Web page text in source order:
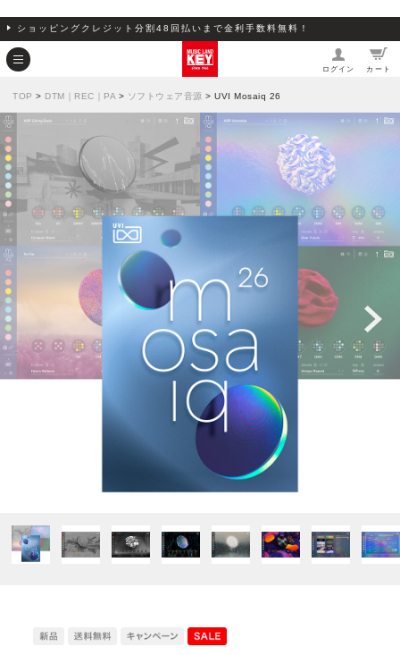
ショッピングクレジット分割48回払いまで金利手数料無料！
ログイン カート
TOP > DTM｜REC｜PA > ソフトウェア音源 > UVI Mosaiq 26